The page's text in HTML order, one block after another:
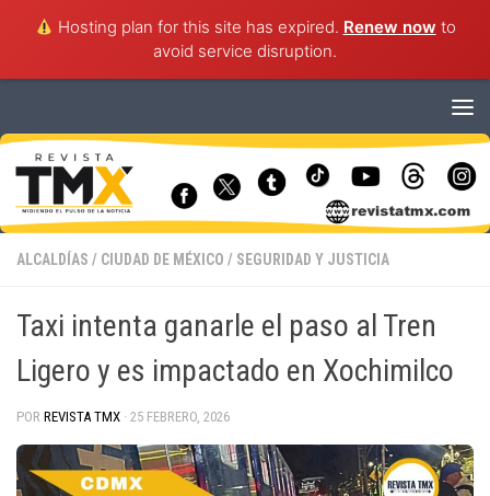
Hosting plan for this site has expired. Renew now to
avoid service disruption.
ALCALDÍAS / CIUDAD DE MÉXICO / SEGURIDAD Y JUSTICIA
Taxi intenta ganarle el paso al Tren
Ligero y es impactado en Xochimilco
POR REVISTA TMX · 25 FEBRERO, 2026